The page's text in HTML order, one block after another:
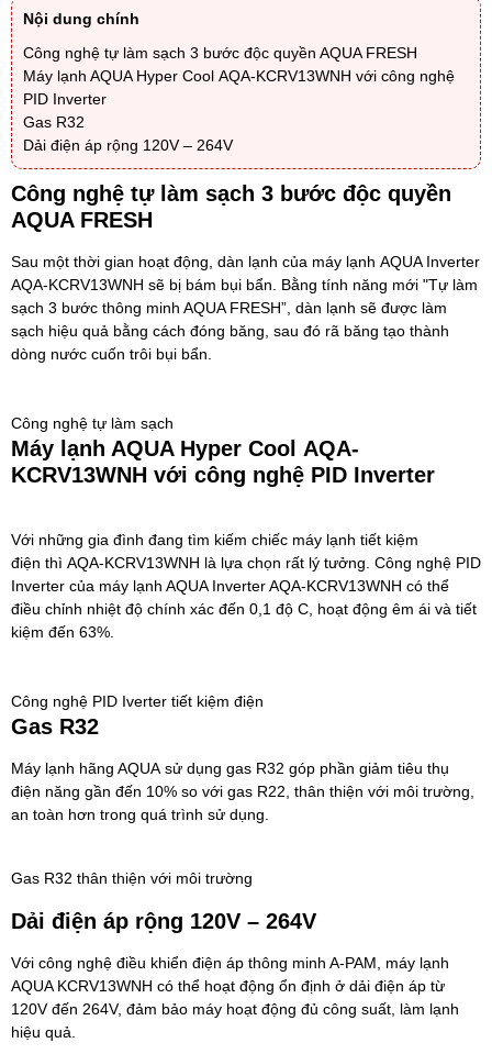
Nội dung chính
Công nghệ tự làm sạch 3 bước độc quyền AQUA FRESH
Máy lạnh AQUA Hyper Cool AQA-KCRV13WNH với công nghệ
PID Inverter
Gas R32
Dải điện áp rộng 120V – 264V
Công nghệ tự làm sạch 3 bước độc quyền
AQUA FRESH
Sau một thời gian hoạt động, dàn lạnh của máy lạnh AQUA Inverter
AQA-KCRV13WNH sẽ bị bám bụi bẩn. Bằng tính năng mới "Tự làm
sạch 3 bước thông minh AQUA FRESH”, dàn lạnh sẽ được làm
sạch hiệu quả bằng cách đóng băng, sau đó rã băng tạo thành
dòng nước cuốn trôi bụi bẩn.
Công nghệ tự làm sạch
Máy lạnh AQUA Hyper Cool AQA-
KCRV13WNH với công nghệ PID Inverter
Với những gia đình đang tìm kiếm chiếc máy lạnh tiết kiệm
điện thì AQA-KCRV13WNH là lựa chọn rất lý tưởng. Công nghệ PID
Inverter của máy lạnh AQUA Inverter AQA-KCRV13WNH có thể
điều chỉnh nhiệt độ chính xác đến 0,1 độ C, hoạt động êm ái và tiết
kiệm đến 63%.
Công nghệ PID Iverter tiết kiệm điện
Gas R32
Máy lạnh hãng AQUA sử dụng gas R32 góp phần giảm tiêu thụ
điện năng gần đến 10% so với gas R22, thân thiện với môi trường,
an toàn hơn trong quá trình sử dụng.
Gas R32 thân thiện với môi trường
Dải điện áp rộng 120V – 264V
Với công nghệ điều khiển điện áp thông minh A-PAM, máy lạnh
AQUA KCRV13WNH có thể hoạt động ổn định ở dải điện áp từ
120V đến 264V, đảm bảo máy hoạt động đủ công suất, làm lạnh
hiệu quả.